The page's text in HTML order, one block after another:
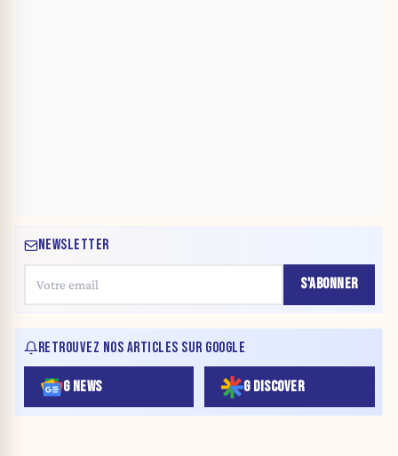
NEWSLETTER
S'ABONNER
RETROUVEZ NOS ARTICLES SUR GOOGLE
G NEWS G DISCOVER